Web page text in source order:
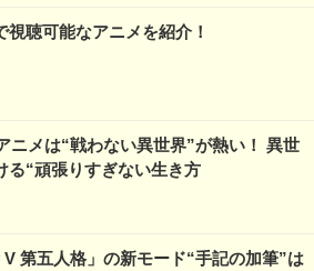
視聴可能なアニメを紹介！
ニメは“戦わない異世界”が熱い！ 異世
る“頑張りすぎない生き方
V 第五人格」の新モード“手記の加筆”は